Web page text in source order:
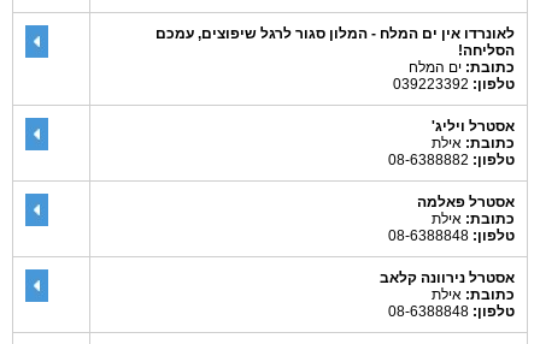
לאונרדו אין ים המלח - המלון סגור לרגל שיפוצים, עמכם
הסליחה!
כתובת: ים המלח
טלפון:
אסטרל ויליג'
כתובת: אילת
טלפון:
אסטרל פאלמה
כתובת: אילת
טלפון:
אסטרל נירוונה קלאב
כתובת: אילת
טלפון: